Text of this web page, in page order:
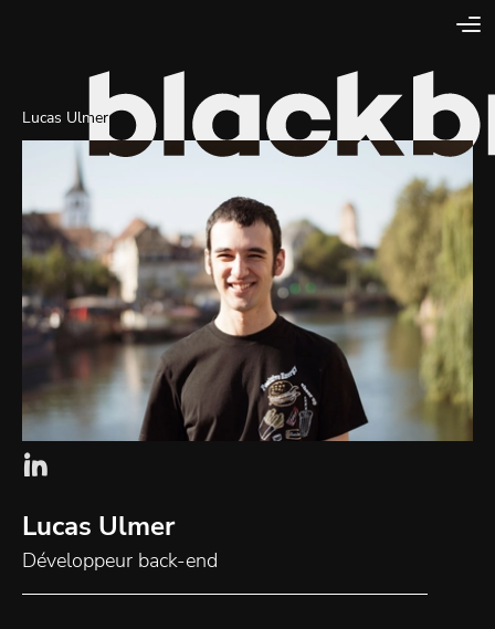
Lucas Ulmer
Lien externe vers la page linkedin de Blackbird
Lucas Ulmer
Développeur back-end